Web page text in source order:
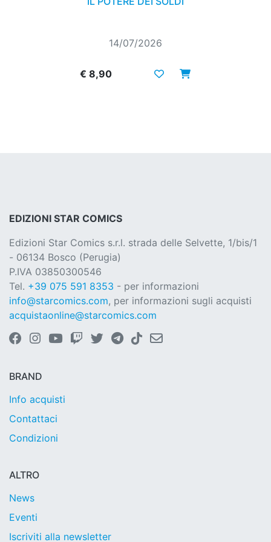
14/07/2026
€ 8,90
EDIZIONI STAR COMICS
Edizioni Star Comics s.r.l. strada delle Selvette, 1/bis/1
- 06134 Bosco (Perugia)
P.IVA 03850300546
Tel. +39 075 591 8353 - per informazioni
info@starcomics.com, per informazioni sugli acquisti
acquistaonline@starcomics.com
BRAND
Info acquisti
Contattaci
Condizioni
ALTRO
News
Eventi
Iscriviti alla newsletter